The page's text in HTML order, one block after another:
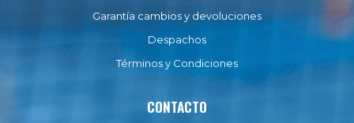
Garantía cambios y devoluciones
Despachos
Términos y Condiciones
CONTACTO